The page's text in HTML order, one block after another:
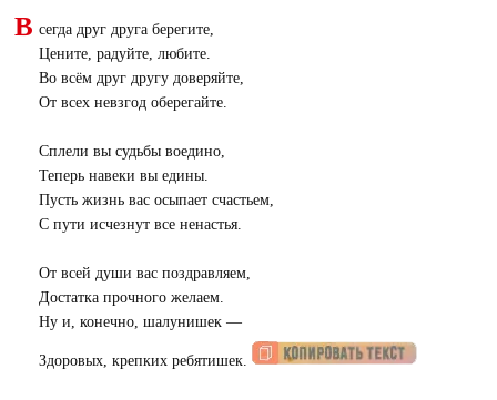
В сегда друг друга берегите,
Цените, радуйте, любите.
Во всём друг другу доверяйте,
От всех невзгод оберегайте.
Сплели вы судьбы воедино,
Теперь навеки вы едины.
Пусть жизнь вас осыпает счастьем,
С пути исчезнут все ненастья.
От всей души вас поздравляем,
Достатка прочного желаем.
Ну и, конечно, шалунишек —
Здоровых, крепких ребятишек.